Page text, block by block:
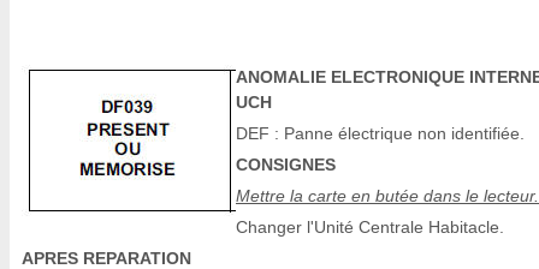
ANOMALIE ELECTRONIQUE
UCH
DEF : Panne électrique non identifiée.
CONSIGNES
Mettre la carte en butée dans le lecteur.
Changer l'Unité Centrale Habitacle.
APRES REPARATION